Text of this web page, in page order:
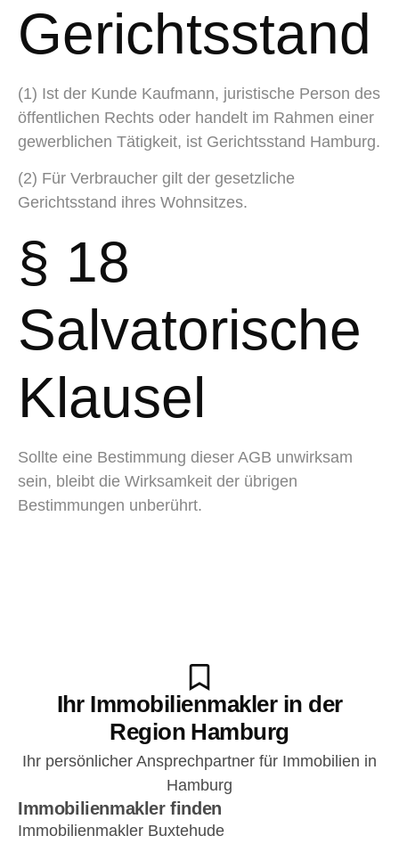
Gerichtsstand
(1) Ist der Kunde Kaufmann, juristische Person des
öffentlichen Rechts oder handelt im Rahmen einer
gewerblichen Tätigkeit, ist Gerichtsstand Hamburg.
(2) Für Verbraucher gilt der gesetzliche
Gerichtsstand ihres Wohnsitzes.
§ 18
Salvatorische
Klausel
Sollte eine Bestimmung dieser AGB unwirksam
sein, bleibt die Wirksamkeit der übrigen
Bestimmungen unberührt.
Ihr Immobilienmakler in der
Region Hamburg
Ihr persönlicher Ansprechpartner für Immobilien in
Hamburg
Immobilienmakler finden
Immobilienmakler Buxtehude